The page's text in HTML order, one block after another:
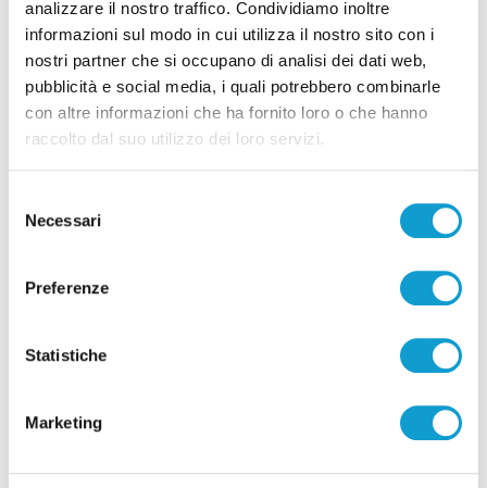
analizzare il nostro traffico. Condividiamo inoltre
informazioni sul modo in cui utilizza il nostro sito con i
nostri partner che si occupano di analisi dei dati web,
pubblicità e social media, i quali potrebbero combinarle
con altre informazioni che ha fornito loro o che hanno
raccolto dal suo utilizzo dei loro servizi.
delNecessari
Preferenze
Statistiche
Marketing
Correlati
Atletica Leggera di Birmingham 2026